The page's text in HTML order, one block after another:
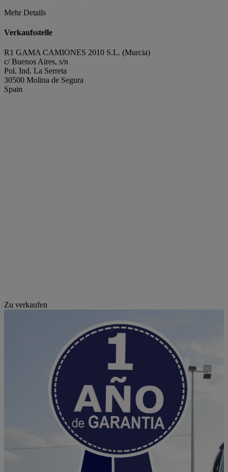
Mehr Details
Verkaufsstelle
R1 GAMA CAMIONES 2010 S.L. (Murcia)
c/ Buenos Aires, s/n
Pol. Ind. La Serreta
30500 Molina de Segura
Spain
Zu verkaufen